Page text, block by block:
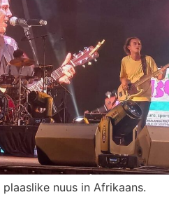
nuus in Afrikaans.